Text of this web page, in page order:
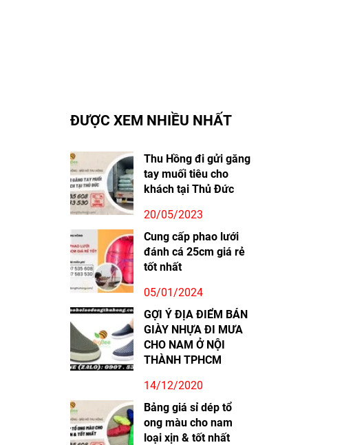
ĐƯỢC XEM NHIỀU NHẤT
Thu Hồng đi gửi găng
tay muối tiêu cho
khách tại Thủ Đức
20/05/2023
Cung cấp phao lưới
đánh cá 25cm giá rẻ
tốt nhất
05/01/2024
GỢI Ý ĐỊA ĐIỂM BÁN
GIÀY NHỰA ĐI MƯA
CHO NAM Ở NỘI
THÀNH TPHCM
14/12/2020
Bảng giá sỉ dép tổ
ong màu cho nam
loại xịn & tốt nhất